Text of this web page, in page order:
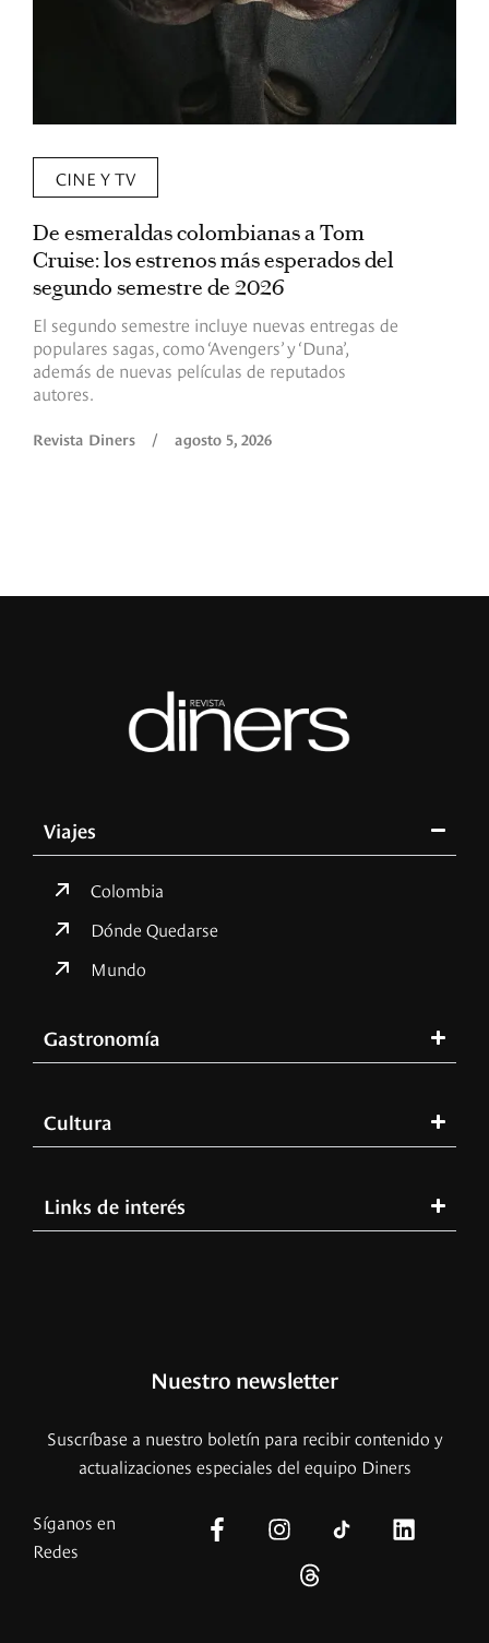
CINE Y TV
De esmeraldas colombianas a Tom
Cruise: los estrenos más esperados del
segundo semestre de 2026
El segundo semestre incluye nuevas entregas de
populares sagas, como ‘Avengers’ y ‘Duna’,
además de nuevas películas de reputados
autores.
Revista Diners / agosto 5, 2026
Viajes
Colombia
Dónde Quedarse
Mundo
Gastronomía
Cultura
Links de interés
Nuestro newsletter
Suscríbase a nuestro boletín para recibir contenido y
actualizaciones especiales del equipo Diners
Síganos en
Redes